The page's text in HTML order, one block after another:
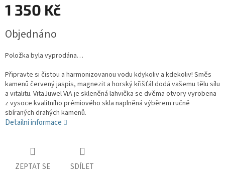
1 350 Kč
cena:
Objednáno
Položka byla vyprodána…
Připravte si čistou a harmonizovanou vodu kdykoliv a kdekoliv! Směs
kamenů červený jaspis, magnezit a horský křišťál dodá vašemu tělu sílu
a vitalitu. VitaJuwel ViA je skleněná lahvička se dvěma otvory vyrobena
z vysoce kvalitního prémiového skla naplněná výběrem ručně
sbíraných drahých kamenů.
Detailní informace
ZEPTAT SE SDÍLET